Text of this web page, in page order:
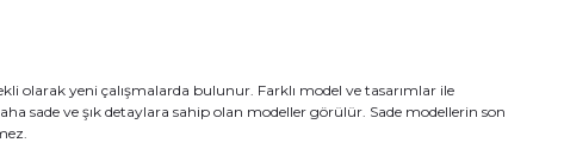
olarak yeni çalışmalarda bulunur. Farklı model ve tasarımlar ile
sade ve şık detaylara sahip olan modeller görülür. Sade modellerin son